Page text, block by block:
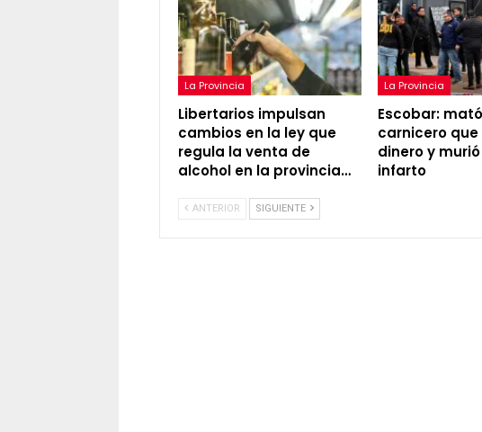
La Provincia
Libertarios impulsan
cambios en la ley que
regula la venta de
alcohol en la provincia…
La Provincia
Escobar:
carnicero
dinero y
infarto
ANTERIOR SIGUIENTE